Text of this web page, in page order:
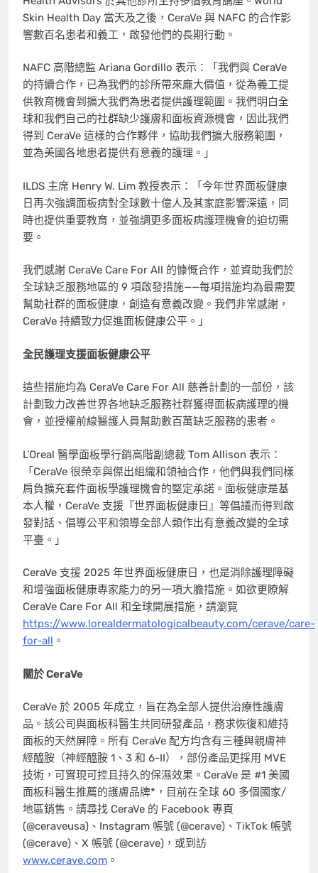
Skin Health Day 當天及之後，CeraVe 與 NAFC 的合作影
響數百名患者和義工，啟發他們的長期行動。
NAFC 高階總監 Ariana Gordillo 表示：「我們與 CeraVe
的持續合作，已為我們的診所帶來龐大價值，從為義工提
供教育機會到擴大我們為患者提供護理範圍。我們明白全
球和我們自己的社群缺少護膚和面板資源機會，因此我們
得到 CeraVe 這樣的合作夥伴，協助我們擴大服務範圍，
並為美國各地患者提供有意義的護理。」
ILDS 主席 Henry W. Lim 教授表示：「今年世界面板健康
日再次強調面板病對全球數十億人及其家庭影響深遠，同
時也提供重要教育，並強調更多面板病護理機會的迫切需
要。
我們感謝 CeraVe Care For All 的慷慨合作，並資助我們於
全球缺乏服務地區的 9 項啟發措施——每項措施均為最需要
幫助社群的面板健康，創造有意義改變。我們非常感謝，
CeraVe 持續致力促進面板健康公平。」
全民護理支援面板健康公平
這些措施均為 CeraVe Care For All 慈善計劃的一部份，該
計劃致力改善世界各地缺乏服務社群獲得面板病護理的機
會，並授權前線醫護人員幫助數百萬缺乏服務的患者。
L’Oreal 醫學面板學行銷高階副總裁 Tom Allison 表示：
「CeraVe 很榮幸與傑出組織和領袖合作，他們與我們同樣
肩負擴充套件面板學護理機會的堅定承諾。面板健康是基
本人權，CeraVe 支援『世界面板健康日』等倡議而得到啟
發對話、倡導公平和領導全部人類作出有意義改變的全球
平臺。」
CeraVe 支援 2025 年世界面板健康日，也是消除護理障礙
和增強面板健康專家能力的另一項大膽措施。如欲更瞭解
CeraVe Care For All 和全球開展措施，請瀏覽
https://www.lorealdermatologicalbeauty.com/cerave/care-
for-all 。
關於 CeraVe
CeraVe 於 2005 年成立，旨在為全部人提供治療性護膚
品。該公司與面板科醫生共同研發產品，務求恢復和維持
面板的天然屏障。所有 CeraVe 配方均含有三種與親膚神
經醯胺（神經醯胺 1、3 和 6-II），部份產品更採用 MVE
技術，可實現可控且持久的保濕效果。CeraVe 是 #1 美國
面板科醫生推薦的護膚品牌*，目前在全球 60 多個國家/
地區銷售。請尋找 CeraVe 的 Facebook 專頁
(@ceraveusa)、Instagram 帳號 (@cerave)、TikTok 帳號
(@cerave)、X 帳號 (@cerave)，或到訪
www.cerave.com 。